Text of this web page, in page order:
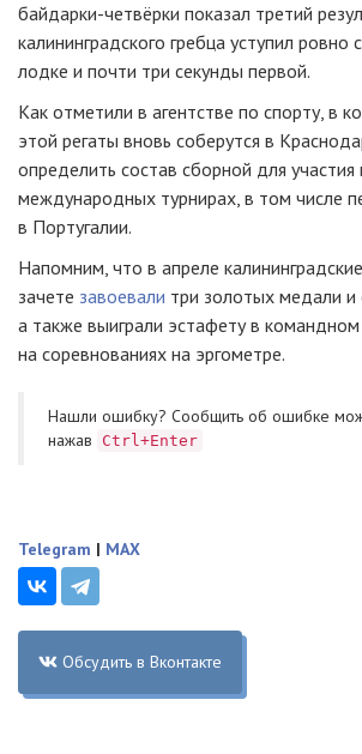
байдарки-четвёрки показал третий
калининградского гребца уступил ровно
лодке и почти три секунды первой.
Как отметили в агентстве по спорту, в
этой регаты вновь соберутся в
определить состав сборной для участия
международных турнирах, в том числе
в Португалии.
Напомним, что в апреле
зачете завоевали три золотых медали
а также выиграли эстафету в командном
на соревнованиях на эргометре.
Нашли ошибку? Cообщить об ошибке
нажав
Ctrl+Enter
Telegram | MAX
Обсудить в Вконтакте